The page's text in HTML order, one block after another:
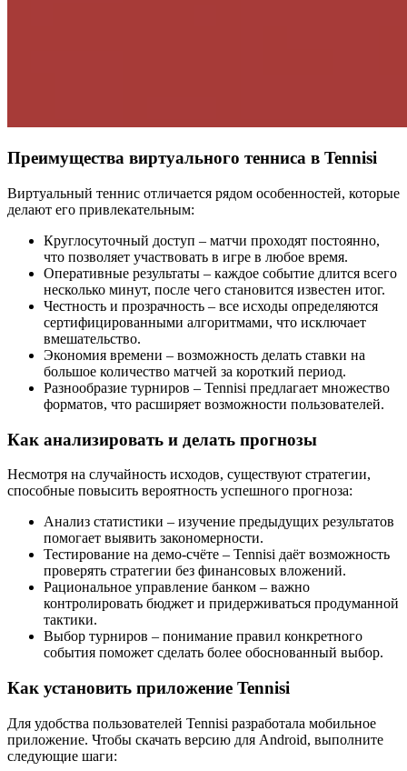
Преимущества виртуального тенниса в Tennisi
Виртуальный теннис отличается рядом особенностей, которые
делают его привлекательным:
Круглосуточный доступ – матчи проходят постоянно,
что позволяет участвовать в игре в любое время.
Оперативные результаты – каждое событие длится всего
несколько минут, после чего становится известен итог.
Честность и прозрачность – все исходы определяются
сертифицированными алгоритмами, что исключает
вмешательство.
Экономия времени – возможность делать ставки на
большое количество матчей за короткий период.
Разнообразие турниров – Tennisi предлагает множество
форматов, что расширяет возможности пользователей.
Как анализировать и делать прогнозы
Несмотря на случайность исходов, существуют стратегии,
способные повысить вероятность успешного прогноза:
Анализ статистики – изучение предыдущих результатов
помогает выявить закономерности.
Тестирование на демо-счёте – Tennisi даёт возможность
проверять стратегии без финансовых вложений.
Рациональное управление банком – важно
контролировать бюджет и придерживаться продуманной
тактики.
Выбор турниров – понимание правил конкретного
события поможет сделать более обоснованный выбор.
Как установить приложение Tennisi
Для удобства пользователей Tennisi разработала мобильное
приложение. Чтобы скачать версию для Android, выполните
следующие шаги: